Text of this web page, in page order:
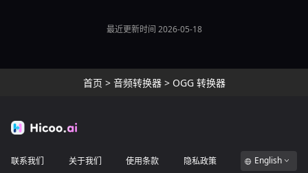
最近更新时间 2026-05-18
首页 > 音频转换器> OGG 转换器
联系我们 关于我们 使用条款 隐私政策 English